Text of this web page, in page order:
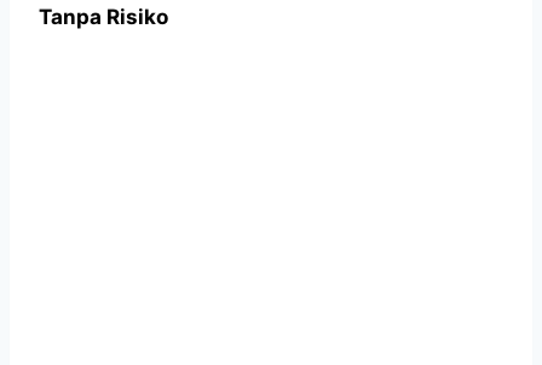
Tanpa Risiko